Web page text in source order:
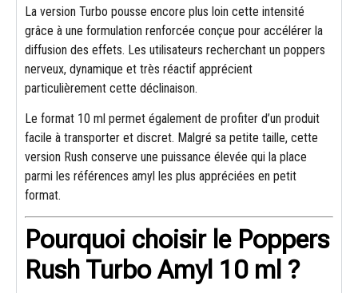
La version Turbo pousse encore plus loin cette intensité
grâce à une formulation renforcée conçue pour accélérer la
diffusion des effets. Les utilisateurs recherchant un poppers
nerveux, dynamique et très réactif apprécient
particulièrement cette déclinaison.
Le format 10 ml permet également de profiter d’un produit
facile à transporter et discret. Malgré sa petite taille, cette
version Rush conserve une puissance élevée qui la place
parmi les références amyl les plus appréciées en petit
format.
Pourquoi choisir le Poppers
Rush Turbo Amyl 10 ml ?